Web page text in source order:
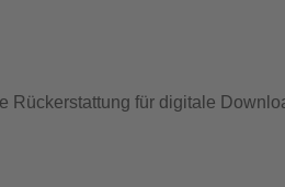
Rückerstattung für digitale